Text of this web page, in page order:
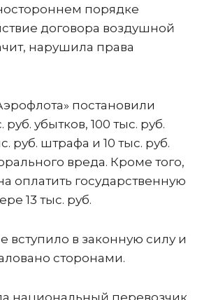
порядке
договора воздушной
нарушила права
постановили
руб. убытков, 100 тыс. руб.
руб. штрафа и 10 тыс. руб.
вреда. Кроме того,
оплатить государственную
13 тыс. руб.
вступило в законную силу и
сторонами.